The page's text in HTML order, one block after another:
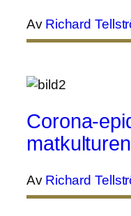
Av Richard
Corona-
matkulturen
Av Richard